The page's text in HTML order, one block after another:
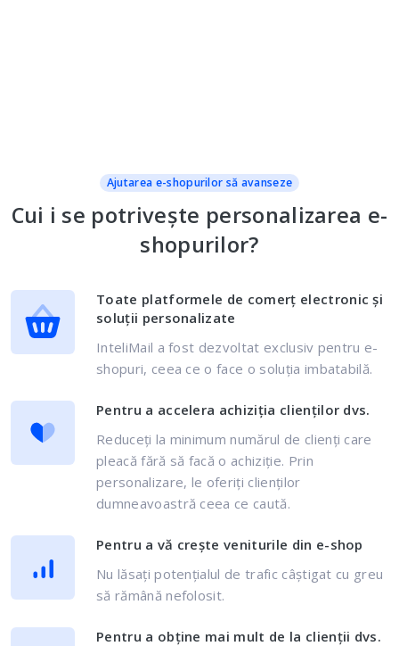
Ajutarea e-shopurilor să avanseze
Cui i se potrivește personalizarea e-
shopurilor?
Toate platformele de comerț electronic și
soluții personalizate
InteliMail a fost dezvoltat exclusiv pentru e-
shopuri, ceea ce o face o soluția imbatabilă.
Pentru a accelera achiziția clienților dvs.
Reduceți la minimum numărul de clienți care
pleacă fără să facă o achiziție. Prin
personalizare, le oferiți clienților
dumneavoastră ceea ce caută.
Pentru a vă crește veniturile din e-shop
Nu lăsați potențialul de trafic câștigat cu greu
să rămână nefolosit.
Pentru a obține mai mult de la clienții dvs.